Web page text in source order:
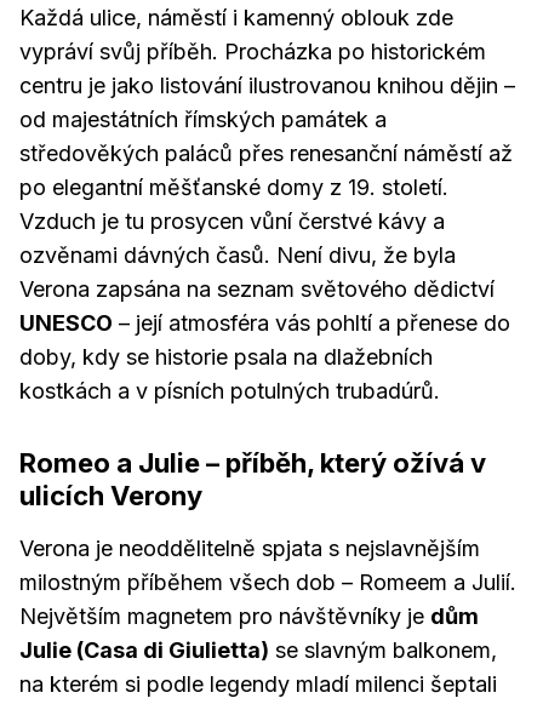
Každá ulice, náměstí i kamenný oblouk zde
vypráví svůj příběh. Procházka po historickém
centru je jako listování ilustrovanou knihou dějin –
od majestátních římských památek a
středověkých paláců přes renesanční náměstí až
po elegantní měšťanské domy z 19. století.
Vzduch je tu prosycen vůní čerstvé kávy a
ozvěnami dávných časů. Není divu, že byla
Verona zapsána na seznam světového dědictví
UNESCO – její atmosféra vás pohltí a přenese do
doby, kdy se historie psala na dlažebních
kostkách a v písních potulných trubadúrů.
Romeo a Julie – příběh, který ožívá v
ulicích Verony
Verona je neoddělitelně spjata s nejslavnějším
milostným příběhem všech dob – Romeem a Julií.
Největším magnetem pro návštěvníky je dům
Julie (Casa di Giulietta) se slavným balkonem,
na kterém si podle legendy mladí milenci šeptali